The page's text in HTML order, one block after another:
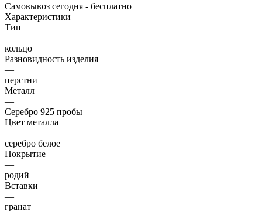
Самовывоз сегодня - бесплатно
Характеристики
Тип
—
кольцо
Разновидность изделия
—
перстни
Металл
—
Серебро 925 пробы
Цвет металла
—
серебро белое
Покрытие
—
родий
Вставки
—
гранат